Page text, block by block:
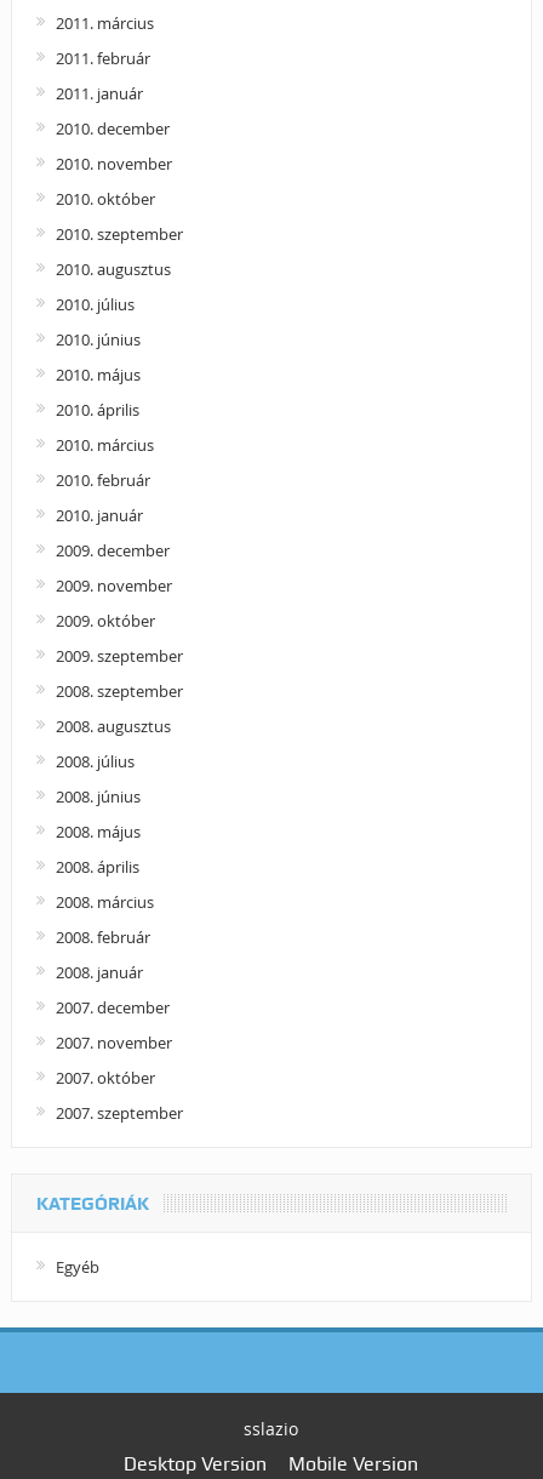
2011. március
2011. február
2011. január
2010. december
2010. november
2010. október
2010. szeptember
2010. augusztus
2010. július
2010. június
2010. május
2010. április
2010. március
2010. február
2010. január
2009. december
2009. november
2009. október
2009. szeptember
2008. szeptember
2008. augusztus
2008. július
2008. június
2008. május
2008. április
2008. március
2008. február
2008. január
2007. december
2007. november
2007. október
2007. szeptember
KATEGÓRIÁK
Egyéb
sslazio
Desktop Version
Mobile Version